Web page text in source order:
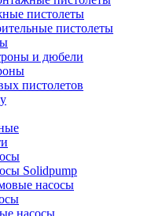
пистолеты
пистолеты
и дюбели
пистолетов
Solidpump
насосы
насосы